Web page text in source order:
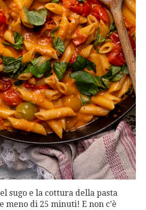
sugo e la cottura della pasta
di 25 minuti! E non c’è